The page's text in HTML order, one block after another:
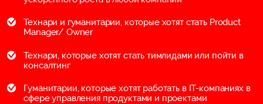
Технари и гуманитарии, которые хотят стать Product
Manager/ Owner
Технари, которые хотят стать тимлидами или пойти в
консалтинг
Гуманитарии, которые хотят работать в IT-компаниях в
сфере управления продуктами и проектами